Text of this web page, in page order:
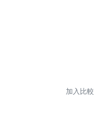
加入比較